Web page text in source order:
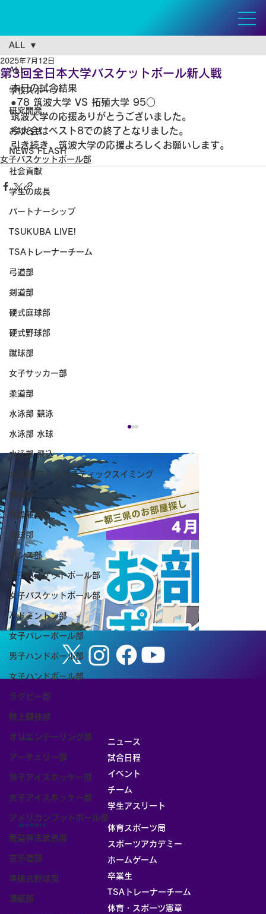
ALL
学校スポーツ
研究開発
お知らせ
NEWS FLASH
社会貢献
学生の成長
パートナーシップ
TSUKUBA LIVE!
TSAトレーナーチーム
弓道部
剣道部
硬式庭球部
硬式野球部
蹴球部
女子サッカー部
柔道部
水泳部 競泳
水泳部 水球
水泳部 飛込
水泳部 アーティスティックスイミング
体操部
体操競技部
卓球部
ダンス部
男子バスケットボール部
女子バスケットボール部
バドミントン部
女子バレーボール部
男子ハンドボール部
女子ハンドボール部
ラグビー部
陸上競技部
オリエンテーリング部
アーチェリー部
男子アイスホッケー部
女子アイスホッケー部
アメリカンフットボール部
鹿島神流武道部
空手道部
準硬式野球部
漕艇部
ALL
第3回全日本大学バスケットボール新人戦
2025年7月12日
本日の試合結果
●78 筑波大学 VS 拓殖大学 95○
筑波大学の応援ありがとうございました。
今大会はベスト8での終了となりました。
引き続き、筑波大学の応援よろしくお願いします。
女子バスケットボール部
【お知らせ】8/8（土） 筑波大学ホーム
ゲーム「TSUKUBA LIVE! Presented by
SMBC」（女子バスケットボール）を開
催します
ニュース
試合日程
イベント
チーム
学生アスリート
MENU
体育スポーツ局
スポーツアカデミー
ホームゲーム
卒業生
TSAトレーナーチーム
体育・スポーツ憲章
CONTENTS